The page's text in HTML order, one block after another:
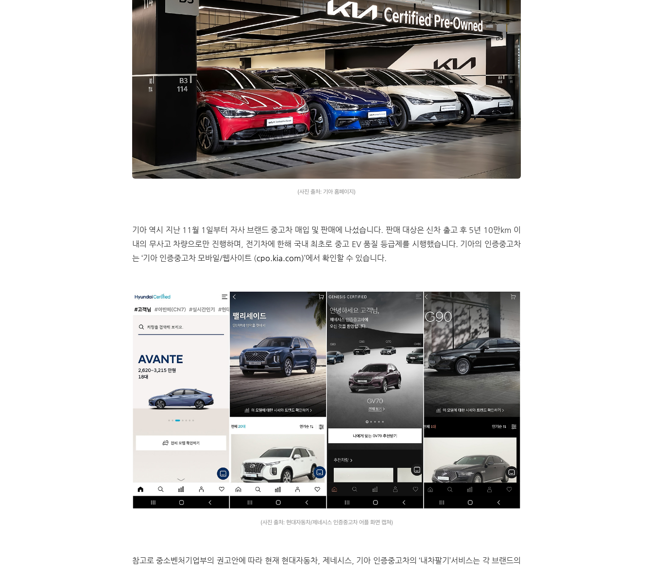
(사진 출처: 기아 홈페이지)
기아 역시 지난 11월 1일부터 자사 브랜드 중고차 매입 및 판매에 나섰습니다. 판매 대상은 신차 출고 후 5년 10만km 이
내의 무사고 차량으로만 진행하며, 전기차에 한해 국내 최초로 중고 EV 품질 등급제를 시행했습니다. 기아의 인증중고차
는 ‘기아 인증중고차 모바일/웹사이트 (cpo.kia.com)’에서 확인할 수 있습니다.
(사진 출처: 현대자동차/제네시스 인증중고차 어플 화면 캡쳐)
참고로 중소벤처기업부의 권고안에 따라 현재 현대자동차, 제네시스, 기아 인증중고차의 ‘내차팔기’서비스는 각 브랜드의